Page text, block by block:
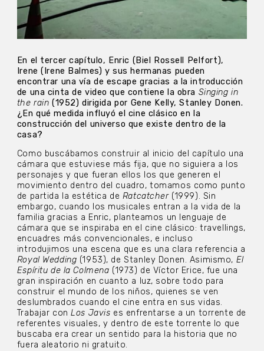
En el tercer capítulo, Enric (Biel Rossell Pelfort),
Irene (Irene Balmes) y sus hermanas pueden
encontrar una vía de escape gracias a la introducción
de una cinta de video que contiene la obra Singing in
the rain (1952) dirigida por Gene Kelly, Stanley Donen.
¿En qué medida influyó el cine clásico en la
construcción del universo que existe dentro de la
casa?
Como buscábamos construir al inicio del capítulo una
cámara que estuviese más fija, que no siguiera a los
personajes y que fueran ellos los que generen el
movimiento dentro del cuadro, tomamos como punto
de partida la estética de Ratcatcher(1999). Sin
embargo, cuando los musicales entran a la vida de la
familia gracias a Enric, planteamos un lenguaje de
cámara que se inspiraba en el cine clásico: travellings,
encuadres más convencionales, e incluso
introdujimos una escena que es una clara referencia a
Royal Wedding (1953), de Stanley Donen. Asimismo, El
Espíritu de la Colmena (1973) de Víctor Erice, fue una
gran inspiración en cuanto a luz, sobre todo para
construir el mundo de los niños, quienes se ven
deslumbrados cuando el cine entra en sus vidas.
Trabajar conLos Javis es enfrentarse a un torrente de
referentes visuales, y dentro de este torrente lo que
buscaba era crear un sentido para la historia que no
fuera aleatorio ni gratuito.